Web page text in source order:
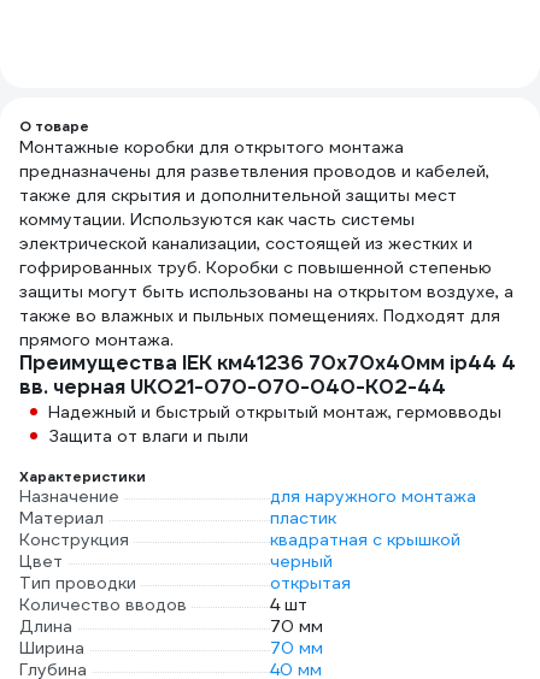
О товаре
Монтажные коробки для открытого монтажа
предназначены для разветвления проводов и кабелей,
также для скрытия и дополнительной защиты мест
коммутации. Используются как часть системы
электрической канализации, состоящей из жестких и
гофрированных труб. Коробки с повышенной степенью
защиты могут быть использованы на открытом воздухе, а
также во влажных и пыльных помещениях. Подходят для
прямого монтажа.
Преимущества IEK км41236 70x70x40мм ip44 4
вв. черная UKO21-070-070-040-K02-44
Надежный и быстрый открытый монтаж, гермовводы
Защита от влаги и пыли
Характеристики
Назначение
для наружного монтажа
Материал
пластик
Конструкция
квадратная с крышкой
Цвет
черный
Тип проводки
открытая
Количество вводов
4 шт
Длина
70 мм
Ширина
70 мм
Глубина
40 мм